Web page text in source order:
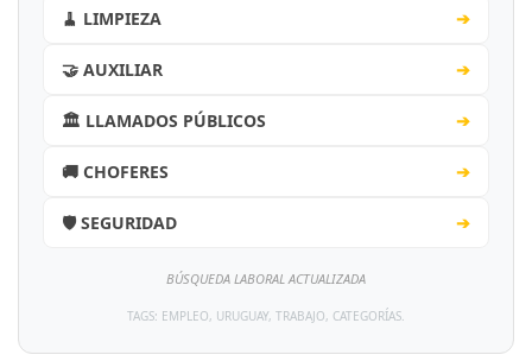
🧹 LIMPIEZA ➔
🤝 AUXILIAR ➔
🏛️ LLAMADOS PÚBLICOS ➔
🚚 CHOFERES ➔
🛡️ SEGURIDAD ➔
BÚSQUEDA LABORAL ACTUALIZADA
TAGS: EMPLEO, URUGUAY, TRABAJO, CATEGORÍAS.